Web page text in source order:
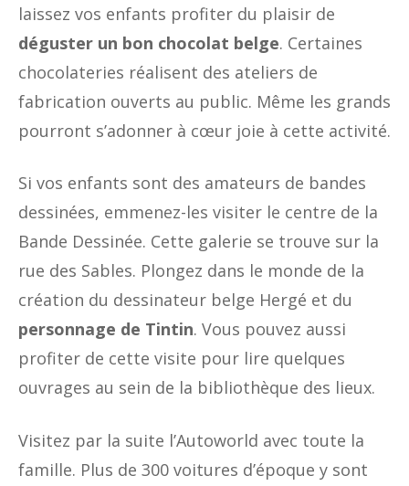
laissez vos enfants profiter du plaisir de
déguster un bon chocolat belge. Certaines
chocolateries réalisent des ateliers de
fabrication ouverts au public. Même les grands
pourront s’adonner à cœur joie à cette activité.
Si vos enfants sont des amateurs de bandes
dessinées, emmenez-les visiter le centre de la
Bande Dessinée. Cette galerie se trouve sur la
rue des Sables. Plongez dans le monde de la
création du dessinateur belge Hergé et du
personnage de Tintin. Vous pouvez aussi
profiter de cette visite pour lire quelques
ouvrages au sein de la bibliothèque des lieux.
Visitez par la suite l’Autoworld avec toute la
famille. Plus de 300 voitures d’époque y sont